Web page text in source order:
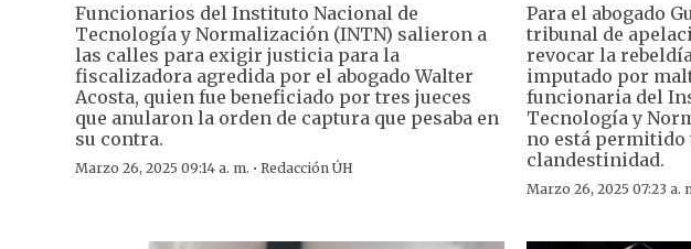
Funcionarios del Instituto Nacional de
Tecnología y Normalización (INTN) salieron a
las calles para exigir justicia para la
fiscalizadora agredida por el abogado Walter
Acosta, quien fue beneficiado por tres jueces
que anularon la orden de captura que pesaba en
su contra.
Marzo 26, 2025 09:14 a. m. · Redacción ÚH
Para el abogado
tribunal de
revocar la
imputado por
funcionaria del
Tecnología y
no está permitido
clandestinidad.
Marzo 26, 2025 07:23 a.